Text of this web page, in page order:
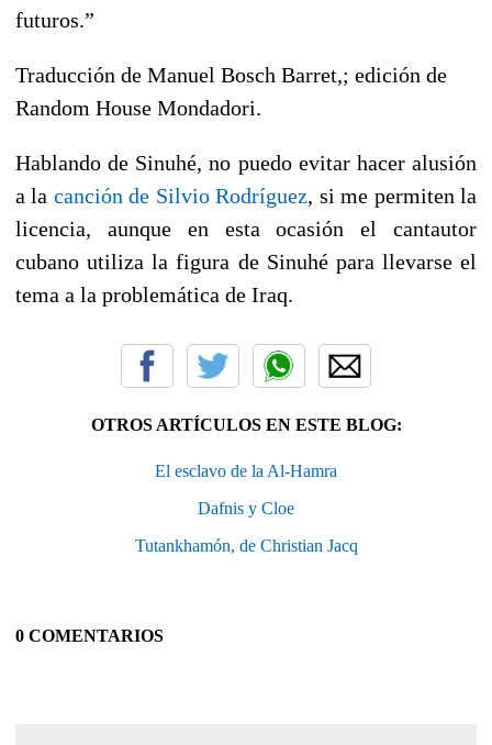
futuros.”
Traducción de Manuel Bosch Barret,; edición de
Random House Mondadori.
Hablando de Sinuhé, no puedo evitar hacer alusión
a la canción de Silvio Rodríguez, si me permiten la
licencia, aunque en esta ocasión el cantautor
cubano utiliza la figura de Sinuhé para llevarse el
tema a la problemática de Iraq.
OTROS ARTÍCULOS EN ESTE BLOG:
El esclavo de la Al-Hamra
Dafnis y Cloe
Tutankhamón, de Christian Jacq
0 COMENTARIOS